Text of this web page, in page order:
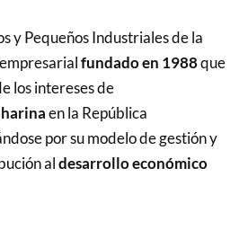
y Pequeños Industriales de la
fundado en 1988que
los intereses de
en la República
por su modelo de gestión y
aldesarrollo económico